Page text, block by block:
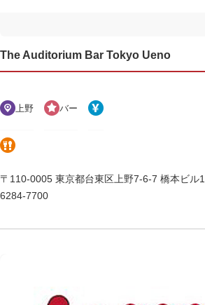
The Auditorium Bar Tokyo Ueno
上野 バー
〒110-0005 東京都台東区上野7-6-7 橋本ビル
6284-7700